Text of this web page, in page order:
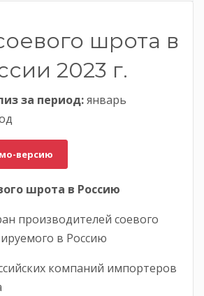
шрота в
2023 г.
за период:январь
версию
шрота в Россию
производителей соевого
в Россию
компаний импортеров